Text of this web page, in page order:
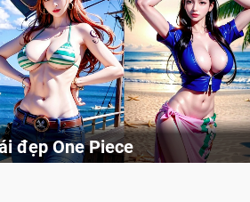
đẹp One Piece